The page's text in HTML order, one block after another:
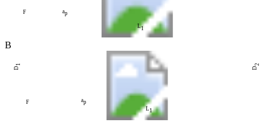
L1
F ap
B
L1
ap
F
D
1
D
2